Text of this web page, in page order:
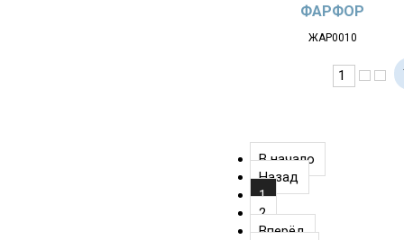
ФАРФОР
ЖАР0010
В начало
Назад
1
2
Вперёд